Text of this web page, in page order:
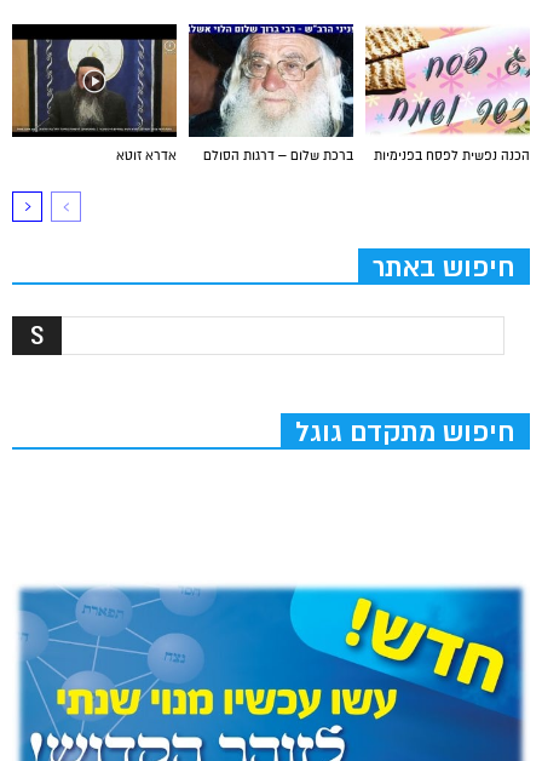
אדרא זוטא ברכת שלום – דרגות הסולם הכנה נפשית לפסח בפנימיות
חיפוש באתר
חיפוש מתקדם גוגל